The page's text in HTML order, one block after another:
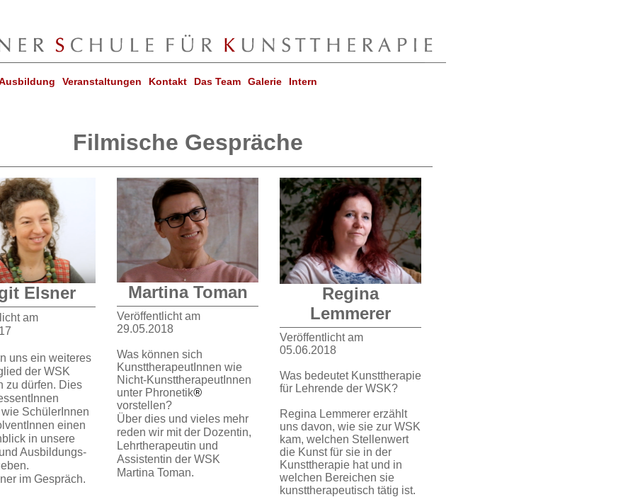
Veranstaltungen Kontakt Das Team Galerie Intern
Filmische Gespräche
Elsner
am
uns ein weiteres
der WSK
zu dürfen. Dies
SchülerInnen
einen
in unsere
Ausbildungs-
im Gespräch.
Martina Toman
Veröffentlicht am
29.05.2018
Was können sich
KunsttherapeutInnen wie
Nicht-KunsttherapeutInnen
unter Phronetik®
vorstellen?
Über dies und vieles mehr
reden wir mit der Dozentin,
Lehrtherapeutin und
Assistentin der WSK
Martina Toman.
Regina
Lemmerer
Veröffentlicht am
05.06.2018
Was bedeutet Kunsttherapie
für Lehrende der WSK?
Regina Lemmerer erzählt
uns davon, wie sie zur WSK
kam, welchen Stellenwert
die Kunst für sie in der
Kunsttherapie hat und in
welchen Bereichen sie
kunsttherapeutisch tätig ist.